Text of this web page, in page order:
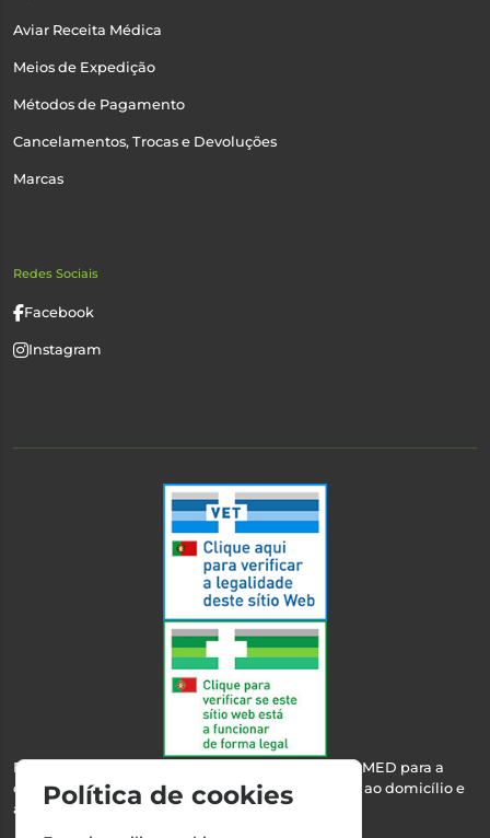
Aviar Receita Médica
Meios de Expedição
Métodos de Pagamento
Cancelamentos, Trocas e Devoluções
Marcas
Redes Sociais
Facebook
Instagram
Esta farmácia encontra-se autorizada pelo INFARMED para a
dispensa de medicamentos e produtos de saúde ao domicílio e
através da internet.
Política de cookies